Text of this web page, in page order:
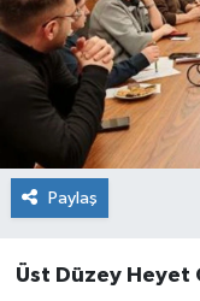
Paylaş
Üst Düzey Heyet